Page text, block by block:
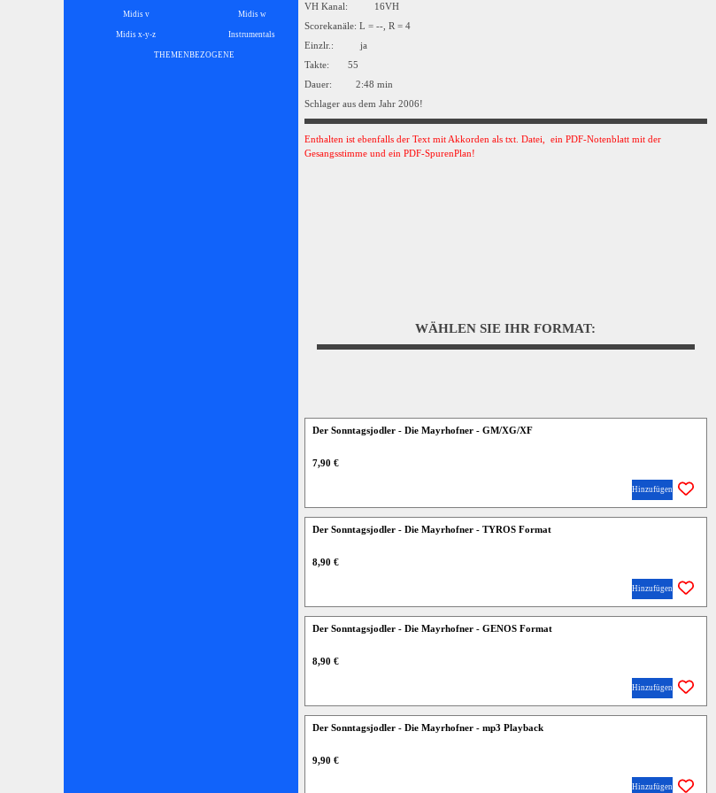
Midis v Midis w
Midis x-y-z Instrumentals
THEMENBEZOGENE
VH Kanal: 16VH
Scorekanäle: L = --, R = 4
Einzlr.: ja
Takte: 55
Dauer: 2:48 min
Schlager aus dem Jahr 2006!
Enthalten ist ebenfalls der Text mit Akkorden als txt. Datei, ein PDF-Notenblatt mit der
Gesangsstimme und ein PDF-SpurenPlan!
WÄHLEN SIE IHR FORMAT:
Der Sonntagsjodler - Die Mayrhofner - GM/XG/XF
7,90 €
Hinzufügen
Der Sonntagsjodler - Die Mayrhofner - TYROS Format
8,90 €
Hinzufügen
Der Sonntagsjodler - Die Mayrhofner - GENOS Format
8,90 €
Hinzufügen
Der Sonntagsjodler - Die Mayrhofner - mp3 Playback
9,90 €
Hinzufügen